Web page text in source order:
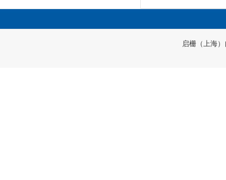
启栅（上海